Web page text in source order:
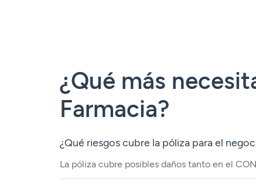
¿Qué más
Farmacia?
¿Qué riesgos cubre la póliza para el
La póliza cubre posibles daños tanto en el